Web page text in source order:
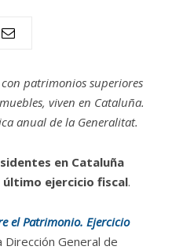
patrimonios superiores
viven en Cataluña.
anual de la Generalitat.
en Cataluña
ejercicio fiscal.
el Patrimonio. Ejercicio
Dirección General de